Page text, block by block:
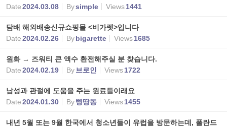
Date2024.03.08 Bysimple Views1441
담배 해외배송신규쇼핑몰 <비가렛>입니다
Date2024.02.26 Bybigarette Views1685
원화 → 즈워티 큰 액수 환전해주실 분 찾습니다.
Date2024.02.19 By브로인 Views1722
남성과 관절에 도움을 주는 원료들이래요
Date2024.01.30 By삥땅똥 Views1455
내년 5월 또는 9월 한국에서 청소년들이 유럽을 방문하는데, 폴란드